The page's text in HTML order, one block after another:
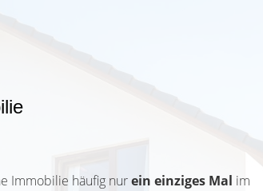
Immobilie häufig nurein einziges Mal im